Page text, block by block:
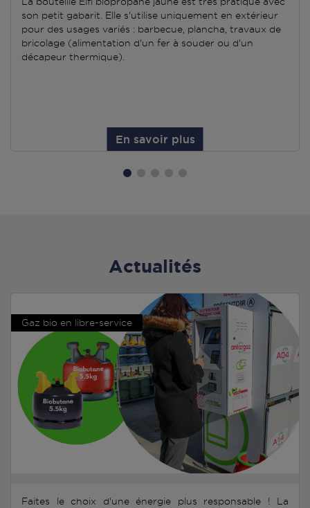
son petit gabarit. Elle s'utilise uniquement en extérieur
pour des usages variés : barbecue, plancha, travaux de
bricolage (alimentation d'un fer à souder ou d'un
décapeur thermique).
En savoir plus
Actualités
Gaz bio en libre-service
Faites le choix d'une énergie plus responsable ! La